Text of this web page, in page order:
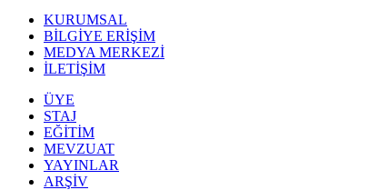
KURUMSAL
BİLGİYE ERİŞİM
MEDYA MERKEZİ
İLETİŞİM
ÜYE
STAJ
EĞİTİM
MEVZUAT
YAYINLAR
ARŞİV